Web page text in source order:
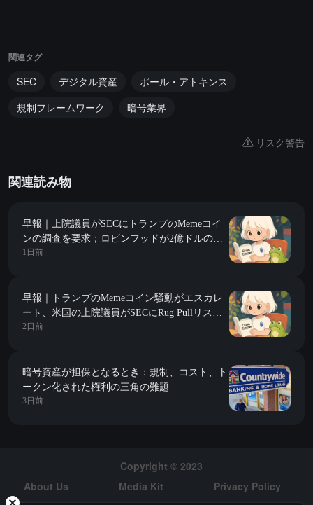
関連タグ
SEC デジタル資産
ポール・アトキンス
規制フレームワーク
暗号業界
リスク警告
関連読み物
早報｜上院議員がSECにトランプのMemeコイ
ンの調査を要求；ロビンフッドが2億ドルのベ
ンチャーキャピタルファンドを立ち上げ、Yコ
1日前
早報｜トランプのMemeコイン騒動がエスカレ
ート、米国の上院議員がSECにRug Pullリスク
の調査を要求；CZがBTCのデータ喪失に応
2日前
暗号資産が担保となるとき：規制、コスト、ト
ークン化された権利の三角の難題
3日前
Copyright © 2023
About Us
Media Kit
Privacy Policy